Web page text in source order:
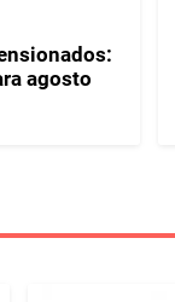
agosto